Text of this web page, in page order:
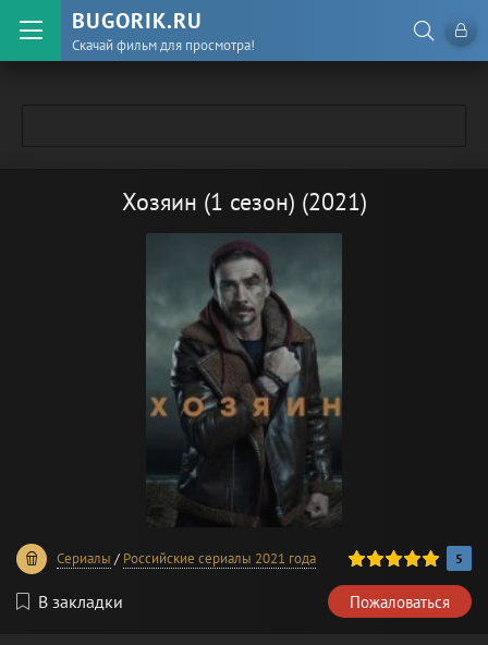
BUGORIK.RU
Скачай фильм для просмотра!
Хозяин (1 сезон) (2021)
Сериалы / Российские сериалы 2021 года
100 1 2 3 4 5 5
В закладки Пожаловаться